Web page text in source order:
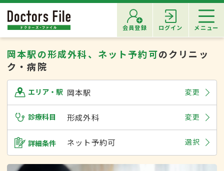
会員登録 ログイン メニュー
岡本駅の形成外科、ネット予約可のクリニッ
ク・病院
エリア・駅 岡本駅 変更
診療科目 形成外科 変更
詳細条件 ネット予約可 選択